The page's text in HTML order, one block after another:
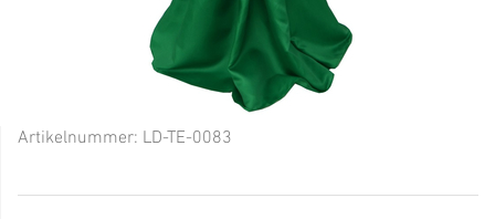
Artikelnummer: LD-TE-0083